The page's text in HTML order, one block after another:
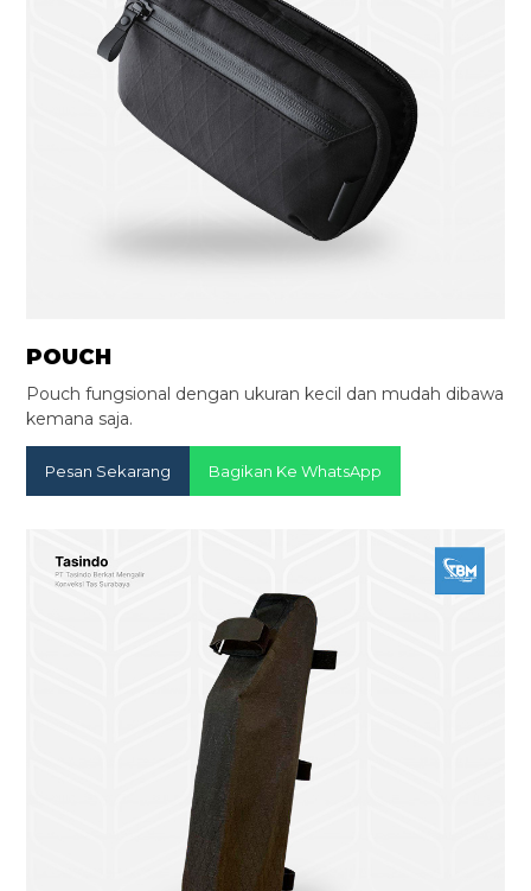
POUCH
Pouch fungsional dengan ukuran kecil dan mudah dibawa
kemana saja.
Pesan Sekarang Bagikan Ke WhatsApp